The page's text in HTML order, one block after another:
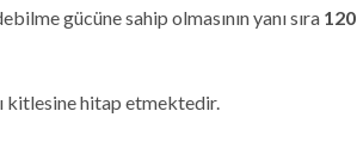
gücüne sahip olmasının yanı sıra 120
kitlesine hitap etmektedir.